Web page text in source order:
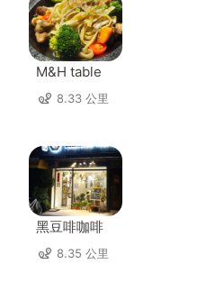
M&H table
8.33 公里
黑豆啡咖啡
8.35 公里